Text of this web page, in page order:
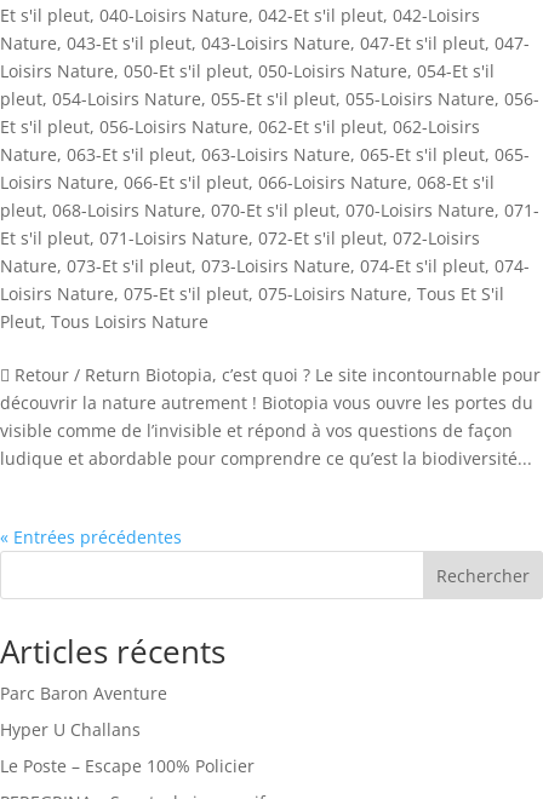
Et s'il pleut, 040-Loisirs Nature, 042-Et s'il pleut, 042-Loisirs
Nature, 043-Et s'il pleut, 043-Loisirs Nature, 047-Et s'il pleut, 047-
Loisirs Nature, 050-Et s'il pleut, 050-Loisirs Nature, 054-Et s'il
pleut, 054-Loisirs Nature, 055-Et s'il pleut, 055-Loisirs Nature, 056-
Et s'il pleut, 056-Loisirs Nature, 062-Et s'il pleut, 062-Loisirs
Nature, 063-Et s'il pleut, 063-Loisirs Nature, 065-Et s'il pleut, 065-
Loisirs Nature, 066-Et s'il pleut, 066-Loisirs Nature, 068-Et s'il
pleut, 068-Loisirs Nature, 070-Et s'il pleut, 070-Loisirs Nature, 071-
Et s'il pleut, 071-Loisirs Nature, 072-Et s'il pleut, 072-Loisirs
Nature, 073-Et s'il pleut, 073-Loisirs Nature, 074-Et s'il pleut, 074-
Loisirs Nature, 075-Et s'il pleut, 075-Loisirs Nature, Tous Et S'il
Pleut, Tous Loisirs Nature
 Retour / Return Biotopia, c’est quoi ? Le site incontournable pour
découvrir la nature autrement ! Biotopia vous ouvre les portes du
visible comme de l’invisible et répond à vos questions de façon
ludique et abordable pour comprendre ce qu’est la biodiversité...
« Entrées précédentes
Rechercher
Articles récents
Parc Baron Aventure
Hyper U Challans
Le Poste – Escape 100% Policier